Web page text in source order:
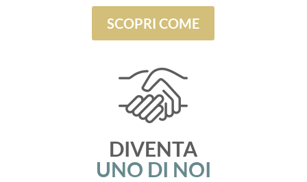
SCOPRI COME
DIVENTA
UNO DI NOI